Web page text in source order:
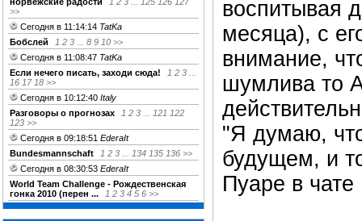
>>
Сегодня в 11:14:14 TatKa
Бобслей
1 2 3 8 9 10 >>
Сегодня в 11:08:47 TatKa
Если нечего писать, заходи сюда!
1 2 3
16 17 18 >>
Сегодня в 10:12:40 Italy
Разговоры о прогнозах
1 2 3 121 122
123 >>
Сегодня в 09:18:51 EderaIt
Bundesmannschaft
1 2 3 134 135 136 >>
Сегодня в 08:30:53 EderaIt
World Team Challenge - Рождественская
гонка 2010 (перен ...
1 2 3 4 5 6 >>
воспитывая
месяца), с
внимание,
шумлива то
"Я думаю,
будущем, и
Пуаре в